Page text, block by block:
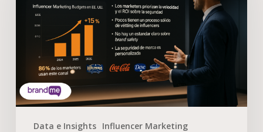
Data e Insights Influencer Marketing